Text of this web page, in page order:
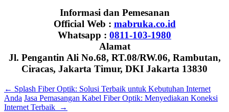
Informasi dan Pemesanan
Official Web : mabruka.co.id
Whatsapp : 0811-103-1980
Alamat
Jl. Pengantin Ali No.68, RT.08/RW.06, Rambutan,
Ciracas, Jakarta Timur, DKI Jakarta 13830
← Splash Fiber Optik: Solusi Terbaik untuk Kebutuhan Internet
Anda Jasa Pemasangan Kabel Fiber Optik: Menyediakan Koneksi
Internet Terbaik
→